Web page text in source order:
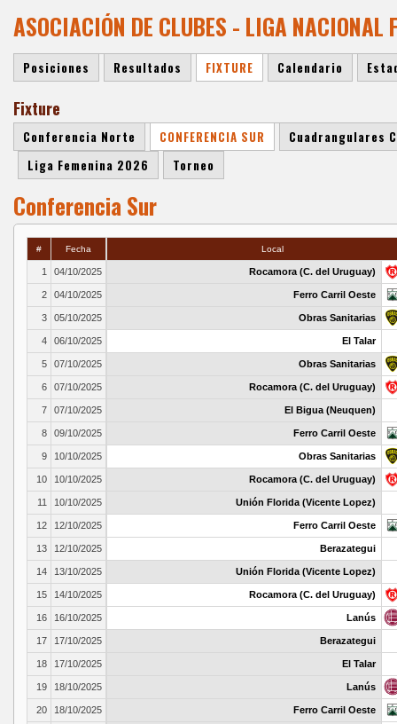
ASOCIACIÓN DE CLUBES - LIGA
Posiciones Resultados FIXTURE Calendario
Fixture
Conferencia Norte CONFERENCIA SUR
Cuadrangulares
Liga Femenina 2026
Torneo
Conferencia Sur
# Fecha Local
1 04/10/2025 Rocamora (C. del Uruguay)
2 04/10/2025 Ferro Carril Oeste
3 05/10/2025 Obras Sanitarias
4 06/10/2025 El Talar
5 07/10/2025 Obras Sanitarias
6 07/10/2025 Rocamora (C. del Uruguay)
7 07/10/2025 El Bigua (Neuquen)
8 09/10/2025 Ferro Carril Oeste
9 10/10/2025 Obras Sanitarias
10 10/10/2025 Rocamora (C. del Uruguay)
11 10/10/2025 Unión Florida (Vicente Lopez)
12 12/10/2025 Ferro Carril Oeste
13 12/10/2025 Berazategui
14 13/10/2025 Unión Florida (Vicente Lopez)
15 14/10/2025 Rocamora (C. del Uruguay)
16 16/10/2025 Lanús
17 17/10/2025 Berazategui
18 17/10/2025 El Talar
19 18/10/2025 Lanús
20 18/10/2025 Ferro Carril Oeste